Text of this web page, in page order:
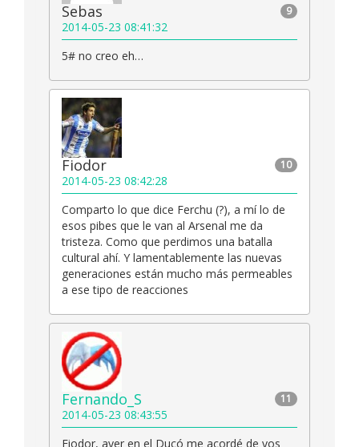
9
Sebas
2014-05-23 08:41:32
5# no creo eh…
10
Fiodor
2014-05-23 08:42:28
Comparto lo que dice Ferchu (?), a mí lo de
esos pibes que le van al Arsenal me da
tristeza. Como que perdimos una batalla
cultural ahí. Y lamentablemente las nuevas
generaciones están mucho más permeables
a ese tipo de reacciones
11
Fernando_S
2014-05-23 08:43:55
Fiodor, ayer en el Ducó me acordé de vos